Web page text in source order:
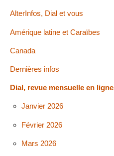
AlterInfos, Dial et vous
Amérique latine et Caraïbes
Canada
Dernières infos
Dial, revue mensuelle en ligne
Janvier 2026
Février 2026
Mars 2026